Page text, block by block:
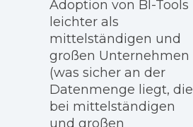
Adoption von BI-Tools
leichter als
mittelständigen und
großen Unternehmen
(was sicher an der
Datenmenge liegt, die
bei mittelständigen
und großen